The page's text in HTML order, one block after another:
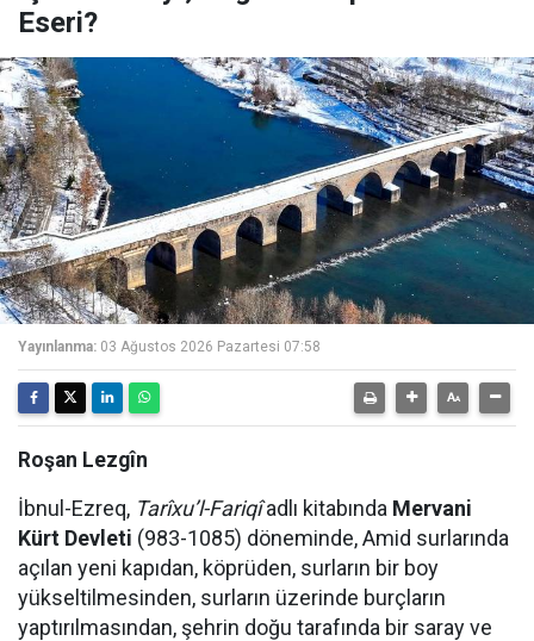
Eseri?
Yayınlanma: 03 Ağustos 2026 Pazartesi 07:58
Roşan Lezgîn
İbnul-Ezreq, Tarîxu’l-Fariqîadlı kitabında Mervani
Kürt Devleti (983-1085) döneminde, Amid surlarında
açılan yeni kapıdan, köprüden, surların bir boy
yükseltilmesinden, surların üzerinde burçların
yaptırılmasından, şehrin doğu tarafında bir saray ve